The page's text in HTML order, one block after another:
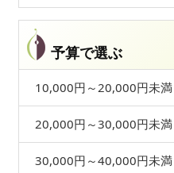
予算で選ぶ
10,000円～20,000円未満
20,000円～30,000円未満
30,000円～40,000円未満